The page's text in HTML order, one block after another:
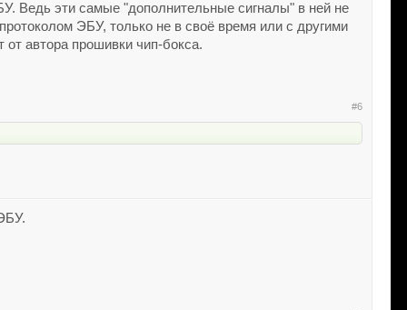
Ведь эти самые "дополнительные сигналы" в ней не
ЭБУ, только не в своё время или с другими
автора прошивки чип-бокса.
#6